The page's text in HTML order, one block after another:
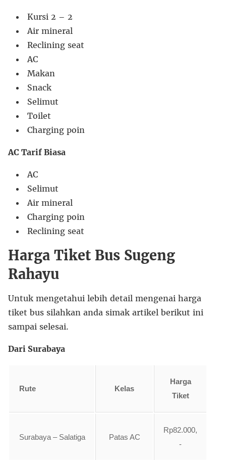
Kursi 2 – 2
Air mineral
Reclining seat
AC
Makan
Snack
Selimut
Toilet
Charging poin
AC Tarif Biasa
AC
Selimut
Air mineral
Charging poin
Reclining seat
Harga Tiket Bus Sugeng
Rahayu
Untuk mengetahui lebih detail mengenai harga
tiket bus silahkan anda simak artikel berikut ini
sampai selesai.
Dari Surabaya
Rute Kelas
Harga
Tiket
Surabaya – Salatiga Patas AC
Rp82.000,
-